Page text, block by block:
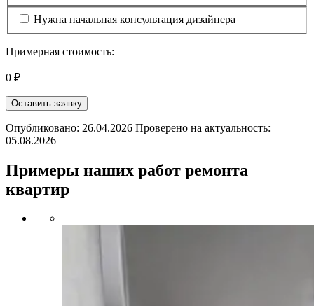
Нужна начальная консультация дизайнера
Примерная стоимость:
0 ₽
Оставить заявку
Опубликовано: 26.04.2026 Проверено на актуальность:
05.08.2026
Примеры наших работ ремонта
квартир